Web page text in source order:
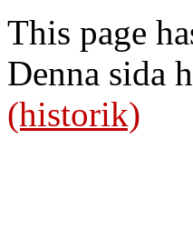
This page
Denna sida
(historik)